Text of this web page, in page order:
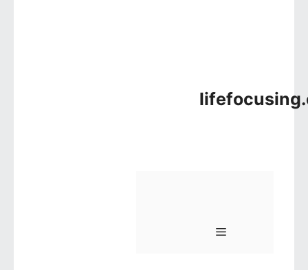
메뉴